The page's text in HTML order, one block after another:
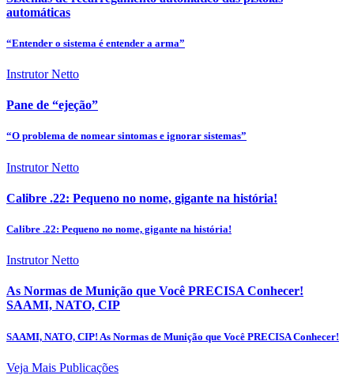
automáticas
“Entender o sistema é entender a arma”
Instrutor Netto
Pane de “ejeção”
“O problema de nomear sintomas e ignorar sistemas”
Instrutor Netto
Calibre .22: Pequeno no nome, gigante na história!
Calibre .22: Pequeno no nome, gigante na história!
Instrutor Netto
As Normas de Munição que Você PRECISA Conhecer!
SAAMI, NATO, CIP
SAAMI, NATO, CIP! As Normas de Munição que Você PRECISA Conhecer!
Veja Mais Publicações